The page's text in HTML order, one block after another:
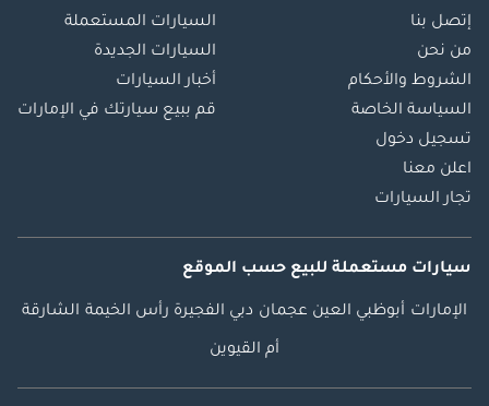
إتصل بنا
من نحن
الشروط والأحكام
السياسة الخاصة
تسجيل دخول
اعلن معنا
تجار السيارات
السيارات المستعملة
السيارات الجديدة
أخبار السيارات
قم ببيع سيارتك في الإمارات
سيارات مستعملة للبيع حسب الموقع
الإمارات أبوظبي العين عجمان دبي الفجيرة رأس الخيمة الشارقة
أم القيوين